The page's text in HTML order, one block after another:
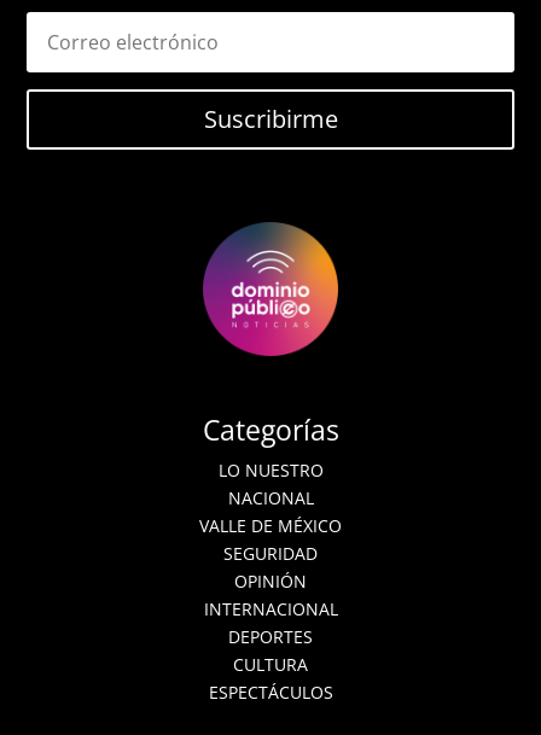
Suscribirme
Categorías
LO NUESTRO
NACIONAL
VALLE DE MÉXICO
SEGURIDAD
OPINIÓN
INTERNACIONAL
DEPORTES
CULTURA
ESPECTÁCULOS